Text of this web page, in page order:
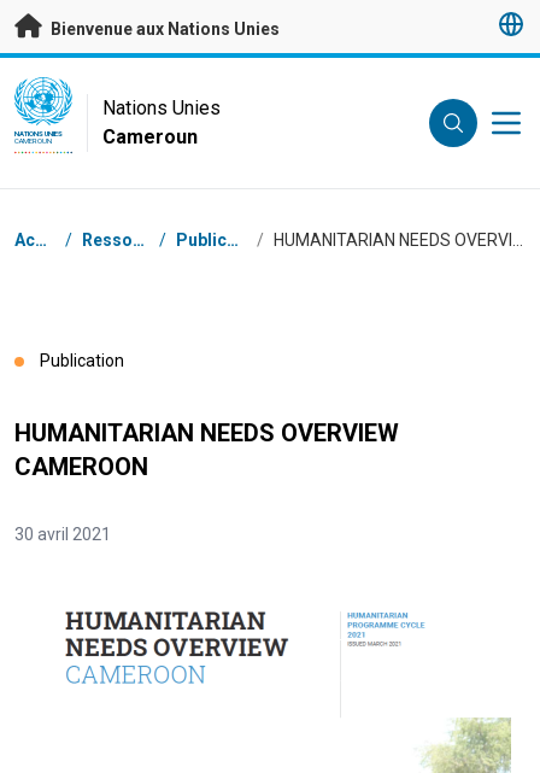
Passer au contenu principal
Bienvenue aux Nations Unies
UN Logo
NATIONS UNIES
CAMEROUN
Nations Unies
Cameroun
Fil d'Ariane
Accueil / Ressources / Publications /
Publication
HUMANITARIAN NEEDS OVERVIEW
CAMEROON
30 avril 2021